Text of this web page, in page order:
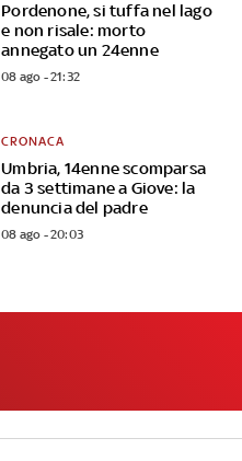
Pordenone, si tuffa nel lago
e non risale: morto
annegato un 24enne
08 ago - 21:32
Umbria, 14enne scomparsa
da 3 settimane a Giove: la
denuncia del padre
CRONACA
08 ago - 20:03